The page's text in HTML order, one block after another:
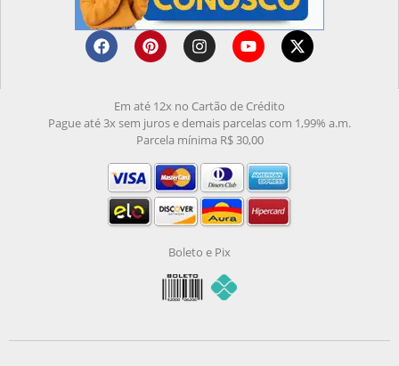
Em até 12x no Cartão de Crédito
Pague até 3x sem juros e demais parcelas com 1,99% a.m.
Parcela mínima R$ 30,00
Boleto e Pix